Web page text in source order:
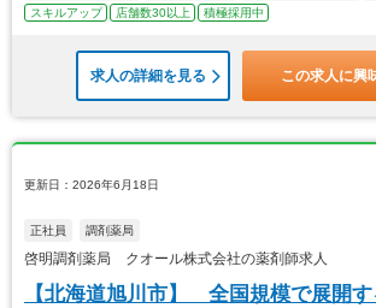
スキルアップ
店舗数30以上 積極採用中
求人の詳細を見る この求人に興
更新日：2026年6月18日
正社員 調剤薬局
啓明調剤薬局 クオール株式会社の薬剤師求人
【北海道旭川市】 全国規模で展開